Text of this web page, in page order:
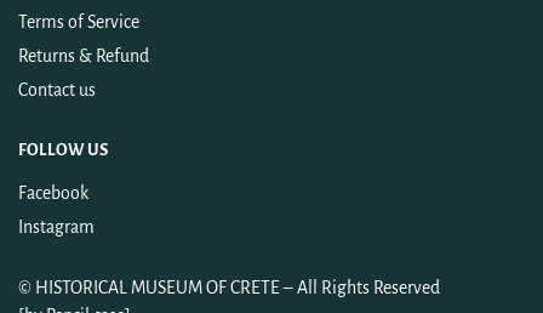
Terms of Service
Returns & Refund
Contact us
FOLLOW US
Facebook
Instagram
© HISTORICAL MUSEUM OF CRETE– All Rights Reserved